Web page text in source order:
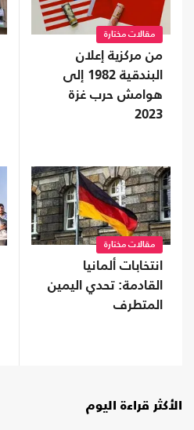
مقالات مختارة
من مركزية إعلان
البندقية 1982 إلى
هوامش حرب غزة
2023
مقالات مختارة
انتخابات ألمانيا
القادمة: تحدي اليمين
المتطرف
الأكثر قراءة اليوم